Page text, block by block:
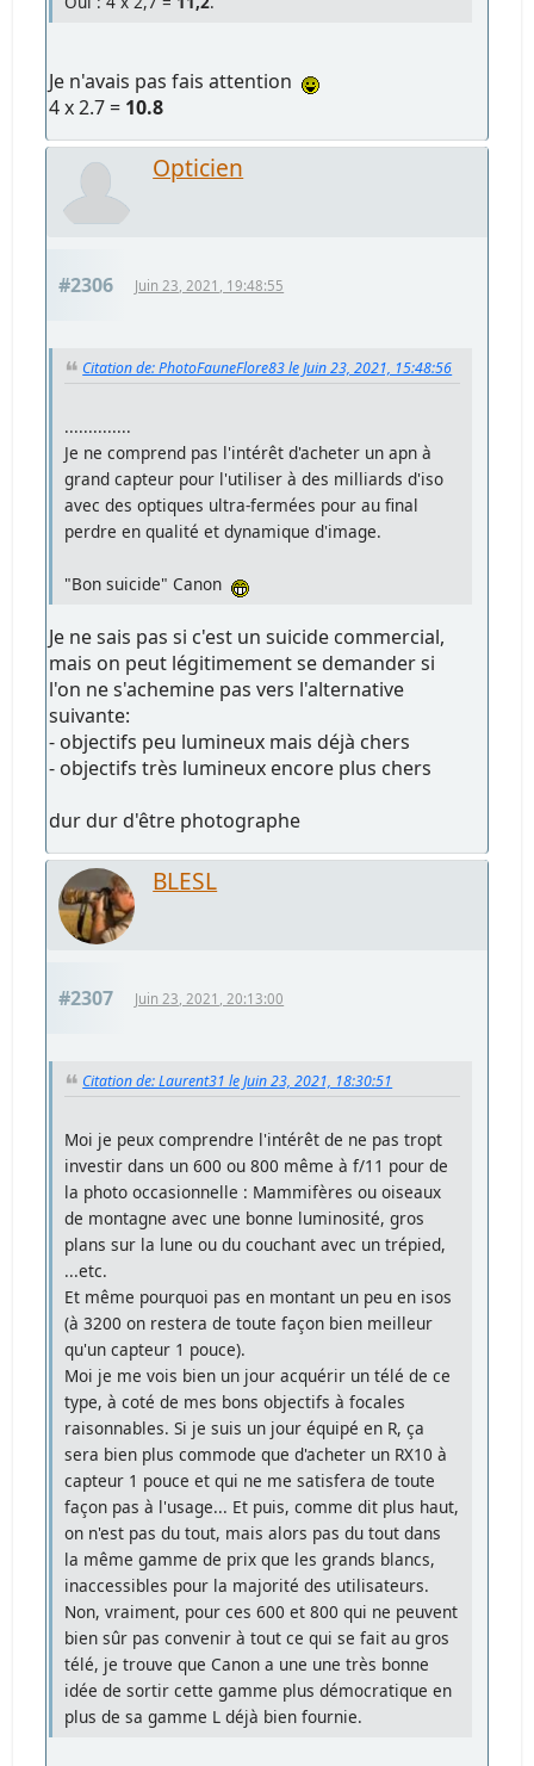
Je n'avais pas fais attention
4 x 2.7 = 10.8
Opticien
#2306 Juin 23, 2021, 19:48:55
Citation de: PhotoFauneFlore83 le Juin 23, 2021, 15:48:56
..............
Je ne comprend pas l'intérêt d'acheter un apn à
grand capteur pour l'utiliser à des milliards d'iso
avec des optiques ultra-fermées pour au final
perdre en qualité et dynamique d'image.
"Bon suicide" Canon
Je ne sais pas si c'est un suicide commercial,
mais on peut légitimement se demander si
l'on ne s'achemine pas vers l'alternative
suivante:
- objectifs peu lumineux mais déjà chers
- objectifs très lumineux encore plus chers
dur dur d'être photographe
BLESL
#2307 Juin 23, 2021, 20:13:00
Citation de: Laurent31 le Juin 23, 2021, 18:30:51
Moi je peux comprendre l'intérêt de ne pas tropt
investir dans un 600 ou 800 même à f/11 pour de
la photo occasionnelle : Mammifères ou oiseaux
de montagne avec une bonne luminosité, gros
plans sur la lune ou du couchant avec un trépied,
...etc.
Et même pourquoi pas en montant un peu en isos
(à 3200 on restera de toute façon bien meilleur
qu'un capteur 1 pouce).
Moi je me vois bien un jour acquérir un télé de ce
type, à coté de mes bons objectifs à focales
raisonnables. Si je suis un jour équipé en R, ça
sera bien plus commode que d'acheter un RX10 à
capteur 1 pouce et qui ne me satisfera de toute
façon pas à l'usage... Et puis, comme dit plus haut,
on n'est pas du tout, mais alors pas du tout dans
la même gamme de prix que les grands blancs,
inaccessibles pour la majorité des utilisateurs.
Non, vraiment, pour ces 600 et 800 qui ne peuvent
bien sûr pas convenir à tout ce qui se fait au gros
télé, je trouve que Canon a une une très bonne
idée de sortir cette gamme plus démocratique en
plus de sa gamme L déjà bien fournie.